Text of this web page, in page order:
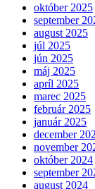
október 2025
september
august 2025
júl 2025
jún 2025
máj 2025
apríl 2025
marec 2025
február 2025
január 2025
december
november
október 2024
september
august 2024